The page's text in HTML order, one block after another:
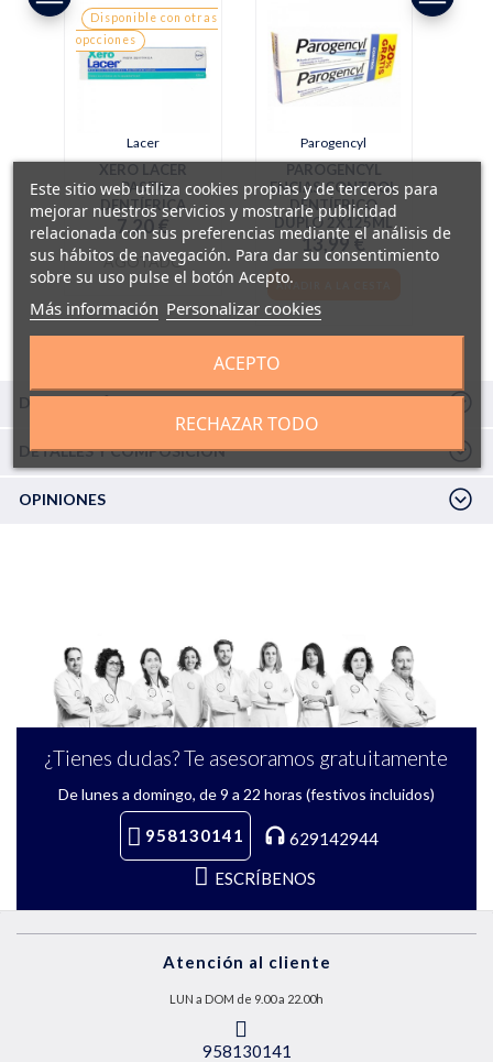
Disponible con otras
opcciones
Lacer
XERO LACER
PASTA
DENTÍFRICA
7,20 €
AGOTADO
Parogencyl
PAROGENCYL
ENCIAS CONTROL
DENTÍFRICO
DUPLO 2X125ML
13,99 €
AÑADIR A LA CESTA
DESCRIPCIÓN
DETALLES Y COMPOSICIÓN
OPINIONES
¿Tienes dudas? Te asesoramos gratuitamente
De lunes a domingo, de 9 a 22 horas (festivos incluidos)
958130141
629142944
ESCRÍBENOS
Atención al cliente
LUN a DOM de 9.00 a 22.00h
958130141
Este sitio web utiliza cookies propias y de terceros para
mejorar nuestros servicios y mostrarle publicidad
relacionada con sus preferencias mediante el análisis de
sus hábitos de navegación. Para dar su consentimiento
sobre su uso pulse el botón Acepto.
Más información Personalizar cookies
RECHAZAR TODO
ACEPTO